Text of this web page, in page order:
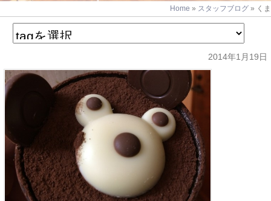
Home » スタッフブログ » くま
2014年1月19日